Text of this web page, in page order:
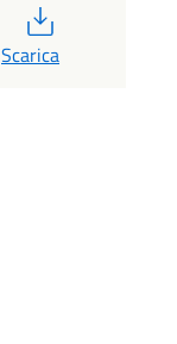
Scarica